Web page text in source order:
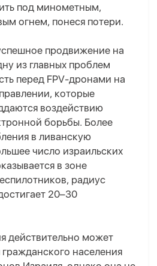
под минометным,
огнем, понеся потери.
продвижение на
из главных проблем
перед FPV-дронами на
которые
воздействию
борьбы. Более
в ливанскую
число израильских
в зоне
радиус
20–30
действительно может
гражданского населения